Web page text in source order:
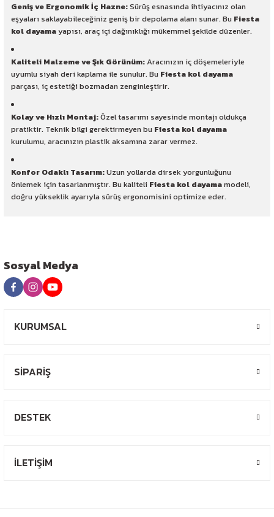
Geniş ve Ergonomik İç Hazne:Sürüş esnasında ihtiyacınız olan
eşyaları saklayabileceğiniz geniş bir depolama alanı sunar. Bu Fiesta
kol dayamayapısı, araç içi dağınıklığı mükemmel şekilde düzenler.
Kaliteli Malzeme ve Şık Görünüm:Aracınızın iç döşemeleriyle
uyumlu siyah deri kaplama ile sunulur. Bu Fiesta kol dayama
parçası, iç estetiği bozmadan zenginleştirir.
Kolay ve Hızlı Montaj:Özel tasarımı sayesinde montajı oldukça
pratiktir. Teknik bilgi gerektirmeyen bu Fiesta kol dayama
kurulumu, aracınızın plastik aksamına zarar vermez.
Konfor Odaklı Tasarım:Uzun yollarda dirsek yorgunluğunu
önlemek için tasarlanmıştır. Bu kaliteli Fiesta kol dayamamodeli,
doğru yükseklik ayarıyla sürüş ergonomisini optimize eder.
Sosyal Medya
KURUMSAL
SİPARİŞ
DESTEK
İLETİŞİM